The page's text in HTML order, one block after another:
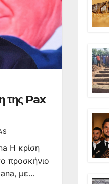
της Pax
Η κρίση
προσκήνιο
με…